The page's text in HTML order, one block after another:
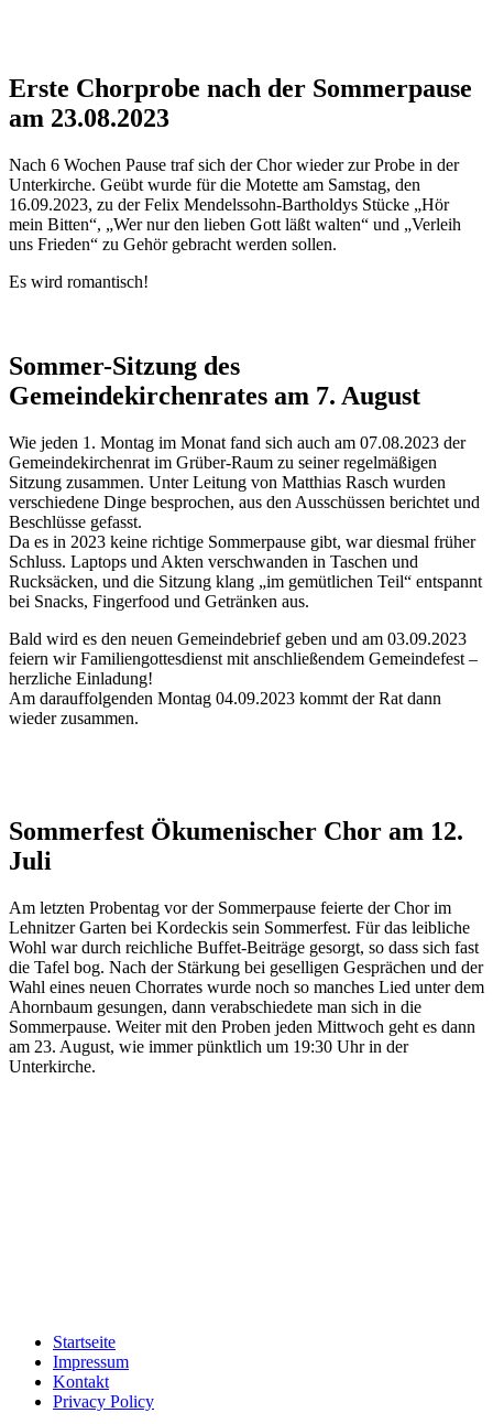
Erste Chorprobe nach der Sommerpause
am 23.08.2023
Nach 6 Wochen Pause traf sich der Chor wieder zur Probe in der
Unterkirche. Geübt wurde für die Motette am Samstag, den
16.09.2023, zu der Felix Mendelssohn-Bartholdys Stücke „Hör
mein Bitten“, „Wer nur den lieben Gott läßt walten“ und „Verleih
uns Frieden“ zu Gehör gebracht werden sollen.
Es wird romantisch!
Sommer-Sitzung des
Gemeindekirchenrates am 7. August
Wie jeden 1. Montag im Monat fand sich auch am 07.08.2023 der
Gemeindekirchenrat im Grüber-Raum zu seiner regelmäßigen
Sitzung zusammen. Unter Leitung von Matthias Rasch wurden
verschiedene Dinge besprochen, aus den Ausschüssen berichtet und
Beschlüsse gefasst.
Da es in 2023 keine richtige Sommerpause gibt, war diesmal früher
Schluss. Laptops und Akten verschwanden in Taschen und
Rucksäcken, und die Sitzung klang „im gemütlichen Teil“ entspannt
bei Snacks, Fingerfood und Getränken aus.
Bald wird es den neuen Gemeindebrief geben und am 03.09.2023
feiern wir Familiengottesdienst mit anschließendem Gemeindefest –
herzliche Einladung!
Am darauffolgenden Montag 04.09.2023 kommt der Rat dann
wieder zusammen.
Sommerfest Ökumenischer Chor am 12.
Juli
Am letzten Probentag vor der Sommerpause feierte der Chor im
Lehnitzer Garten bei Kordeckis sein Sommerfest. Für das leibliche
Wohl war durch reichliche Buffet-Beiträge gesorgt, so dass sich fast
die Tafel bog. Nach der Stärkung bei geselligen Gesprächen und der
Wahl eines neuen Chorrates wurde noch so manches Lied unter dem
Ahornbaum gesungen, dann verabschiedete man sich in die
Sommerpause. Weiter mit den Proben jeden Mittwoch geht es dann
am 23. August, wie immer pünktlich um 19:30 Uhr in der
Unterkirche.
Startseite
Impressum
Kontakt
Privacy Policy